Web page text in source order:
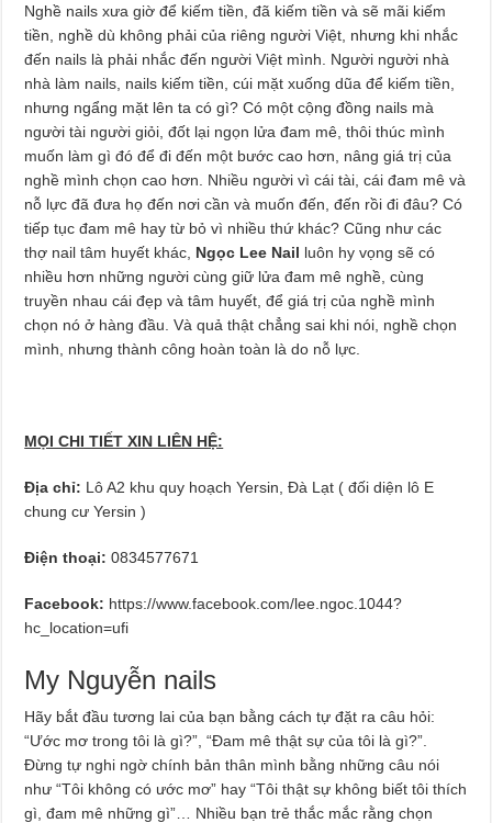
Nghề nails xưa giờ để kiếm tiền, đã kiếm tiền và sẽ mãi kiếm
tiền, nghề dù không phải của riêng người Việt, nhưng khi nhắc
đến nails là phải nhắc đến người Việt mình. Người người nhà
nhà làm nails, nails kiếm tiền, cúi mặt xuống dũa để kiếm tiền,
nhưng ngẩng mặt lên ta có gì? Có một cộng đồng nails mà
người tài người giỏi, đốt lại ngọn lửa đam mê, thôi thúc mình
muốn làm gì đó để đi đến một bước cao hơn, nâng giá trị của
nghề mình chọn cao hơn. Nhiều người vì cái tài, cái đam mê và
nỗ lực đã đưa họ đến nơi cần và muốn đến, đến rồi đi đâu? Có
tiếp tục đam mê hay từ bỏ vì nhiều thứ khác? Cũng như các
thợ nail tâm huyết khác, Ngọc Lee Nail luôn hy vọng sẽ có
nhiều hơn những người cùng giữ lửa đam mê nghề, cùng
truyền nhau cái đẹp và tâm huyết, để giá trị của nghề mình
chọn nó ở hàng đầu. Và quả thật chẳng sai khi nói, nghề chọn
mình, nhưng thành công hoàn toàn là do nỗ lực.
MỌI CHI TIẾT XIN LIÊN HỆ:
Địa chỉ: Lô A2 khu quy hoạch Yersin, Đà Lạt ( đối diện lô E
chung cư Yersin )
Điện thoại: 0834577671
Facebook: https://www.facebook.com/lee.ngoc.1044?
hc_location=ufi
My Nguyễn nails
Hãy bắt đầu tương lai của bạn bằng cách tự đặt ra câu hỏi:
“Ước mơ trong tôi là gì?”, “Đam mê thật sự của tôi là gì?”.
Đừng tự nghi ngờ chính bản thân mình bằng những câu nói
như “Tôi không có ước mơ” hay “Tôi thật sự không biết tôi thích
gì, đam mê những gì”… Nhiều bạn trẻ thắc mắc rằng chọn